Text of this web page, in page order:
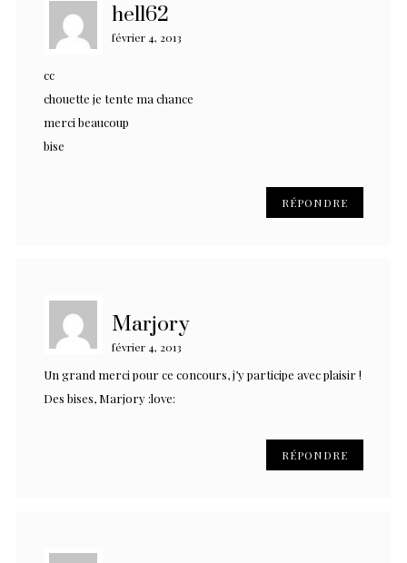
hell62
février 4, 2013
cc
chouette je tente ma chance
merci beaucoup
bise
RÉPONDRE
Marjory
février 4, 2013
Un grand merci pour ce concours, j’y participe avec plaisir !
Des bises, Marjory :love:
RÉPONDRE